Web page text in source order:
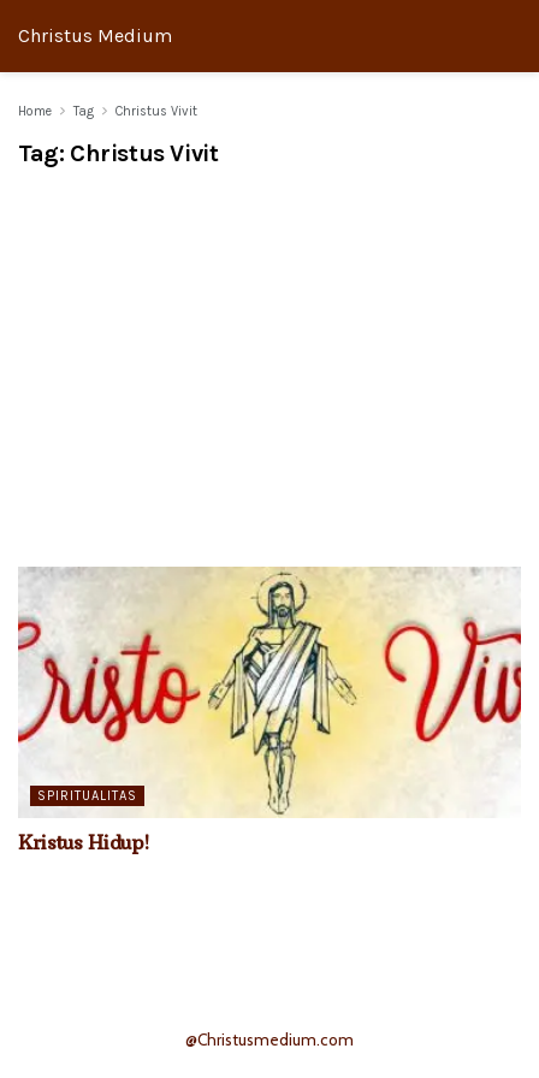
Christus Medium
Home Tag Christus Vivit
Tag: Christus Vivit
SPIRITUALITAS
Kristus Hidup!
@Christusmedium.com